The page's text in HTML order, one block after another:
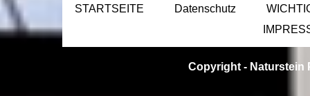
STARTSEITE Datenschutz
Copyright - Naturstein